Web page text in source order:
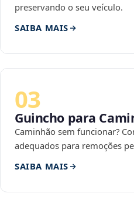
preservando o seu veículo.
SAIBA MAIS
03
Guincho para
Caminhão sem funcionar?
adequados para remoções
SAIBA MAIS